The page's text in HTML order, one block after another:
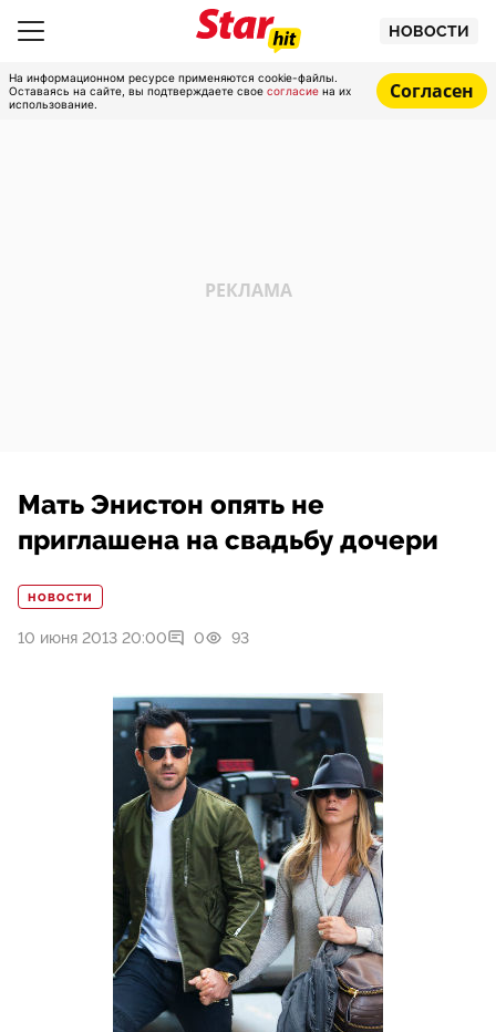
НОВОСТИ
На информационном ресурсе применяются cookie-файлы.
Оставаясь на сайте, вы подтверждаете свое согласие на их
использование.
Согласен
Мать Энистон опять не
приглашена на свадьбу дочери
НОВОСТИ
10 июня 2013 20:00 0 93